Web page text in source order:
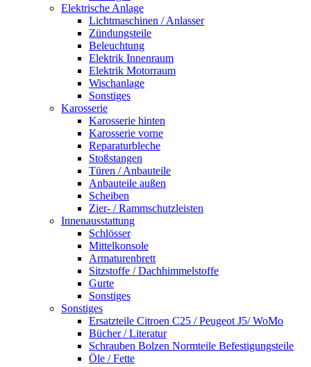
Elektrische Anlage
Lichtmaschinen / Anlasser
Zündungsteile
Beleuchtung
Elektrik Innenraum
Elektrik Motorraum
Wischanlage
Sonstiges
Karosserie
Karosserie hinten
Karosserie vorne
Reparaturbleche
Stoßstangen
Türen / Anbauteile
Anbauteile außen
Scheiben
Zier- / Rammschutzleisten
Innenausstattung
Schlösser
Mittelkonsole
Armaturenbrett
Sitzstoffe / Dachhimmelstoffe
Gurte
Sonstiges
Sonstiges
Ersatzteile Citroen C25 / Peugeot J5/ WoMo
Bücher / Literatur
Schrauben Bolzen Normteile Befestigungsteile
Öle / Fette